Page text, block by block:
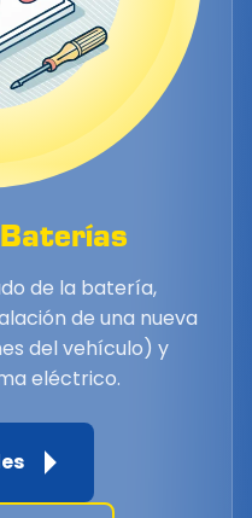
de la batería,
de una nueva
del vehículo) y
eléctrico.